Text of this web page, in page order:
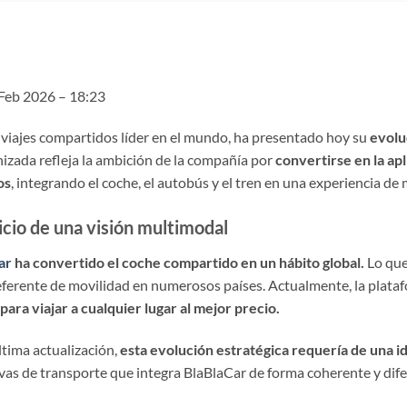
2026 – 18:23
compartidos líder en el mundo, ha presentado hoy su
refleja la ambición de la compañía porconvertirse en la
, integrando el coche, el autobús y el tren en una experiencia de
de una visión multimodal
ha convertido el coche compartido en un hábito global. Lo
de movilidad en numerosos países. Actualmente, la
viajar a cualquier lugar al mejor precio.
actualización,esta evolución estratégica requería de una
de transporte que integra BlaBlaCar de forma coherente y